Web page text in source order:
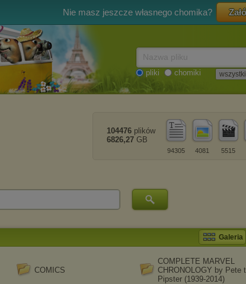
Nie masz jeszcze własnego chomika?
pliki chomiki
5515
4081
94305
104476 plików
6826,27 GB
Galeria
COMICS
COMPLETE MARVEL
CHRONOLOGY by Pete
Pipster (1939-2014)